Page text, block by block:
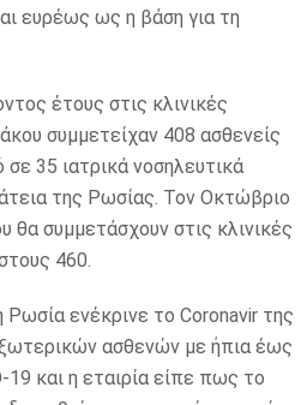
ευρέως ως η βάση για τη
έτους στις κλινικές
συμμετείχαν 408 ασθενείς
35 ιατρικά νοσηλευτικά
της Ρωσίας. Τον Οκτώβριο
συμμετάσχουν στις κλινικές
460.
ενέκρινε το Coronavir της
ασθενών με ήπια έως
και η εταιρία είπε πως το